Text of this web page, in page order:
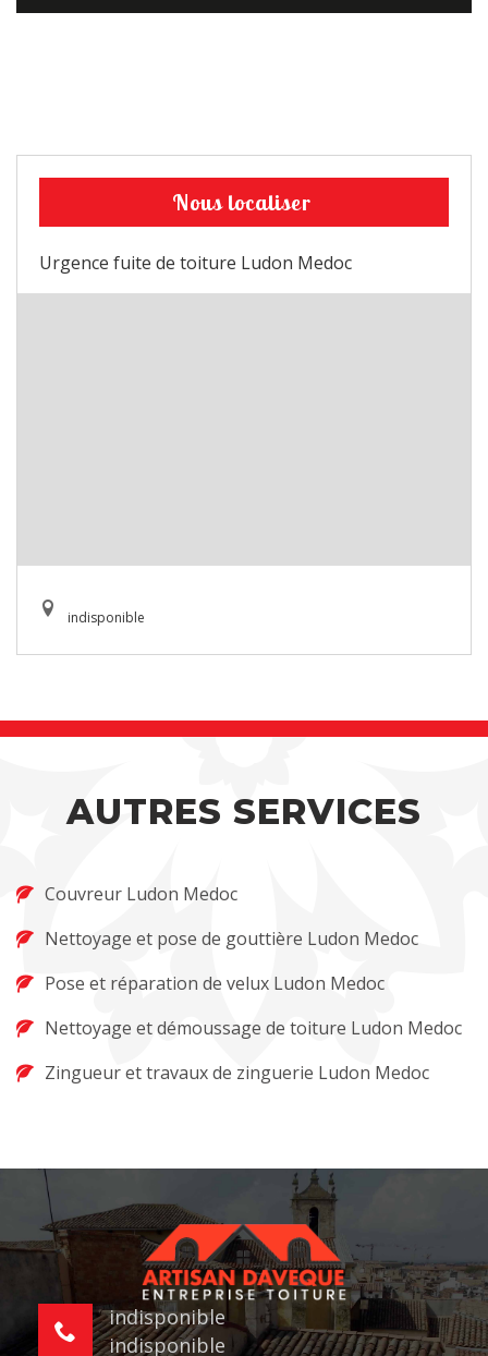
Nous localiser
Urgence fuite de toiture Ludon Medoc
indisponible
AUTRES SERVICES
Couvreur Ludon Medoc
Nettoyage et pose de gouttière Ludon Medoc
Pose et réparation de velux Ludon Medoc
Nettoyage et démoussage de toiture Ludon Medoc
Zingueur et travaux de zinguerie Ludon Medoc
indisponible
indisponible